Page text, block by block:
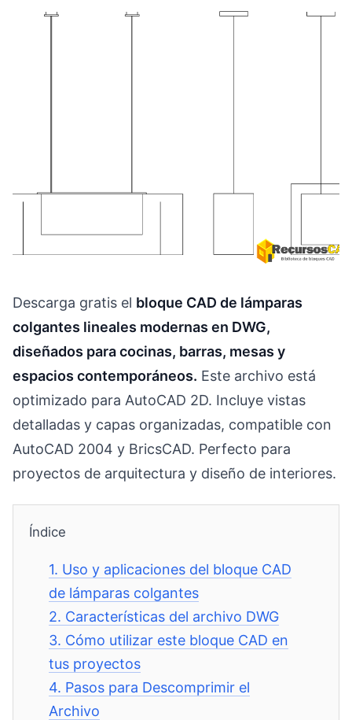
Descarga gratis el bloque CAD de lámparas
colgantes lineales modernas en DWG,
diseñados para cocinas, barras, mesas y
espacios contemporáneos. Este archivo está
optimizado para AutoCAD 2D. Incluye vistas
detalladas y capas organizadas, compatible con
AutoCAD 2004 y BricsCAD. Perfecto para
proyectos de arquitectura y diseño de interiores.
Índice
1. Uso y aplicaciones del bloque CAD
de lámparas colgantes
2. Características del archivo DWG
3. Cómo utilizar este bloque CAD en
tus proyectos
4. Pasos para Descomprimir el
Archivo